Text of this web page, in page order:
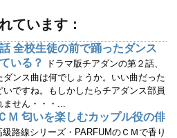
ています：
全校生徒の前で踊ったダンス
いる？
ドラマ版チアダンの第２話、
ンス曲は何でしょうか。いい曲だった
ですね。もしかしたらチアダンス部員
せん・・・...
Ｍ 匂いを楽しむカップル役の俳
路線シリーズ・PARFUMのＣＭで香り